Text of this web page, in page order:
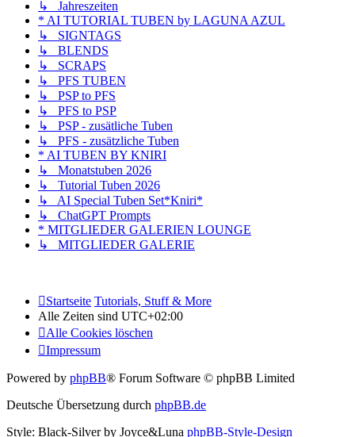
↳ Jahreszeiten
* AI TUTORIAL TUBEN by LAGUNA AZUL
↳ SIGNTAGS
↳ BLENDS
↳ SCRAPS
↳ PFS TUBEN
↳ PSP to PFS
↳ PFS to PSP
↳ PSP - zusätliche Tuben
↳ PFS - zusätzliche Tuben
* AI TUBEN BY KNIRI
↳ Monatstuben 2026
↳ Tutorial Tuben 2026
↳ AI Special Tuben Set*Kniri*
↳ ChatGPT Prompts
* MITGLIEDER GALERIEN LOUNGE
↳ MITGLIEDER GALERIE
Startseite Tutorials, Stuff & More
Alle Zeiten sind UTC+02:00
Alle Cookies löschen
Impressum
Powered by phpBB® Forum Software © phpBB Limited
Deutsche Übersetzung durch phpBB.de
Style: Black-Silver by Joyce&Luna phpBB-Style-Design